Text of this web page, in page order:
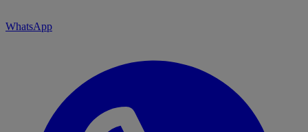
WhatsApp